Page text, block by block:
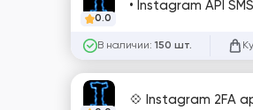
0.0
• Instagram API
В наличии: 150 шт.
💠 Instagram 2FA